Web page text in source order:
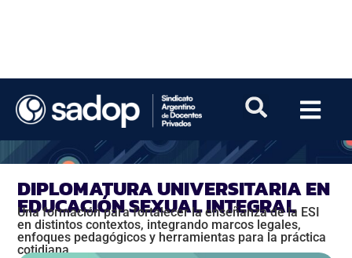
DIPLOMATURA UNIVERSITARIA EN
EDUCACIÓN SEXUAL INTEGRAL
Una formación para fortalecer la enseñanza de la ESI
en distintos contextos, integrando marcos legales,
enfoques pedagógicos y herramientas para la práctica
cotidiana.